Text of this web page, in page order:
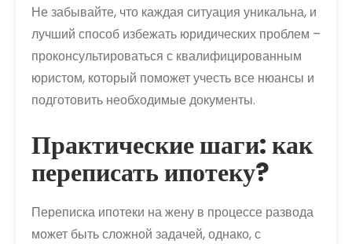
Не забывайте, что каждая ситуация уникальна, и
лучший способ избежать юридических проблем –
проконсультироваться с квалифицированным
юристом, который поможет учесть все нюансы и
подготовить необходимые документы.
Практические шаги: как
переписать ипотеку?
Переписка ипотеки на жену в процессе развода
может быть сложной задачей, однако, с